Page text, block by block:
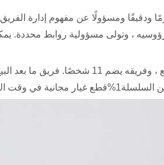
ودقيقًا ومسؤولًا عن مفهوم إدارة